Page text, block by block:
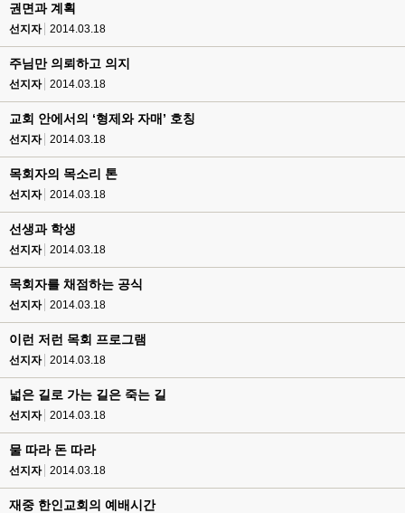
권면과 계획
선지자 2014.03.18
주님만 의뢰하고 의지
선지자 2014.03.18
교회 안에서의 ‘형제와 자매’ 호칭
선지자 2014.03.18
목회자의 목소리 톤
선지자 2014.03.18
선생과 학생
선지자 2014.03.18
목회자를 채점하는 공식
선지자 2014.03.18
이런 저런 목회 프로그램
선지자 2014.03.18
넓은 길로 가는 길은 죽는 길
선지자 2014.03.18
물 따라 돈 따라
선지자 2014.03.18
재중 한인교회의 예배시간